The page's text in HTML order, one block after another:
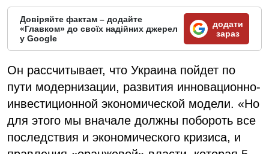
Довіряйте фактам – додайте
«Главком» до своїх надійних джерел
у Google
додати
зараз
Он рассчитывает, что Украина пойдет по
пути модернизации, развития инновационно-
инвестиционной экономической модели. «Но
для этого мы вначале должны побороть все
последствия и экономического кризиса, и